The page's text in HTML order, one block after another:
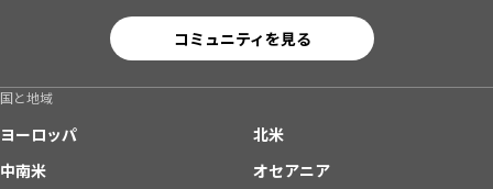
コミュニティを見る
国と地域
ヨーロッパ
北米
中南米
オセアニア